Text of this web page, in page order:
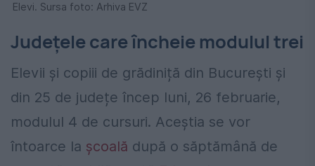
Elevi. Sursa foto: Arhiva EVZ
Județele care încheie modulul trei
Elevii și copiii de grădiniță din București și
din 25 de județe încep luni, 26 februarie,
modulul 4 de cursuri. Aceștia se vor
întoarce la școală după o săptămână de